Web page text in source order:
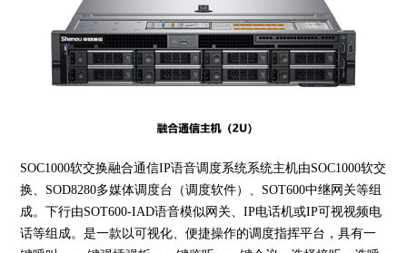
SOC1000软交换融合通信IP语音调度系统系统主机由SOC1000软交
换、SOD8280多媒体调度台（调度软件）、SOT600中继网关等组
成。下行由SOT600-IAD语音模似网关、IP电话机或IP可视视频电
话等组成。是一款以可视化、便捷操作的调度指挥平台，具有一